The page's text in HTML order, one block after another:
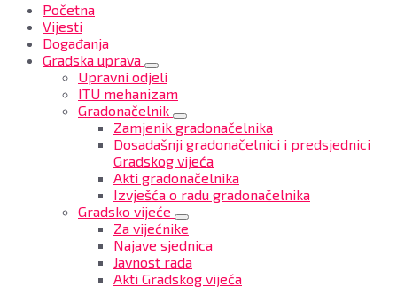
Početna
Vijesti
Događanja
Gradska uprava
Upravni odjeli
ITU mehanizam
Gradonačelnik
Zamjenik gradonačelnika
Dosadašnji gradonačelnici i predsjednici
Gradskog vijeća
Akti gradonačelnika
Izvješća o radu gradonačelnika
Gradsko vijeće
Za vijećnike
Najave sjednica
Javnost rada
Akti Gradskog vijeća